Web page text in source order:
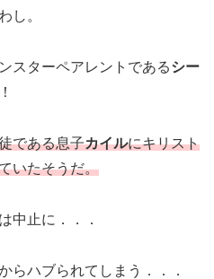
し。
スターペアレントであるシー
である息子カイルにキリスト
いたそうだ。
は中止に．．．
らハブられてしまう．．．